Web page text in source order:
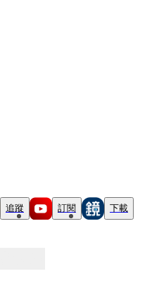
追蹤 訂閱 下載